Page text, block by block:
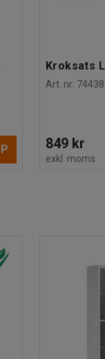
Kroksats
Art. nr: 74438
849 kr
exkl. moms